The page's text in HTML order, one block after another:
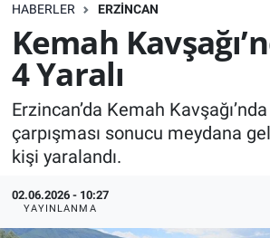
HABERLER ERZINCAN
Kemah
4 Yaralı
Erzincan’da Kemah
çarpışması sonucu meydana
kişi yaralandı.
02.06.2026 - 10:27
YAYINLANMA
EKONOMİ
Bilim, teknoloji
GENEL
KÜLTÜR-SANAT
Yerel Haber